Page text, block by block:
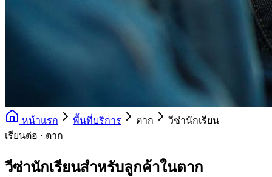
หน้าแรก พื้นที่บริการ ตาก
วีซ่านักเรียน
เรียนต่อ · ตาก
วีซ่านักเรียนสำหรับลูกค้าในตาก